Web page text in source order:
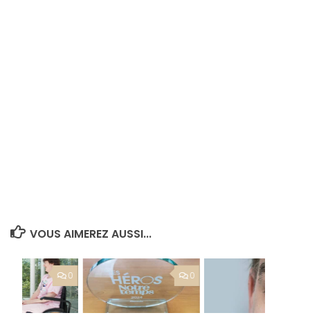
VOUS AIMEREZ AUSSI...
0
0